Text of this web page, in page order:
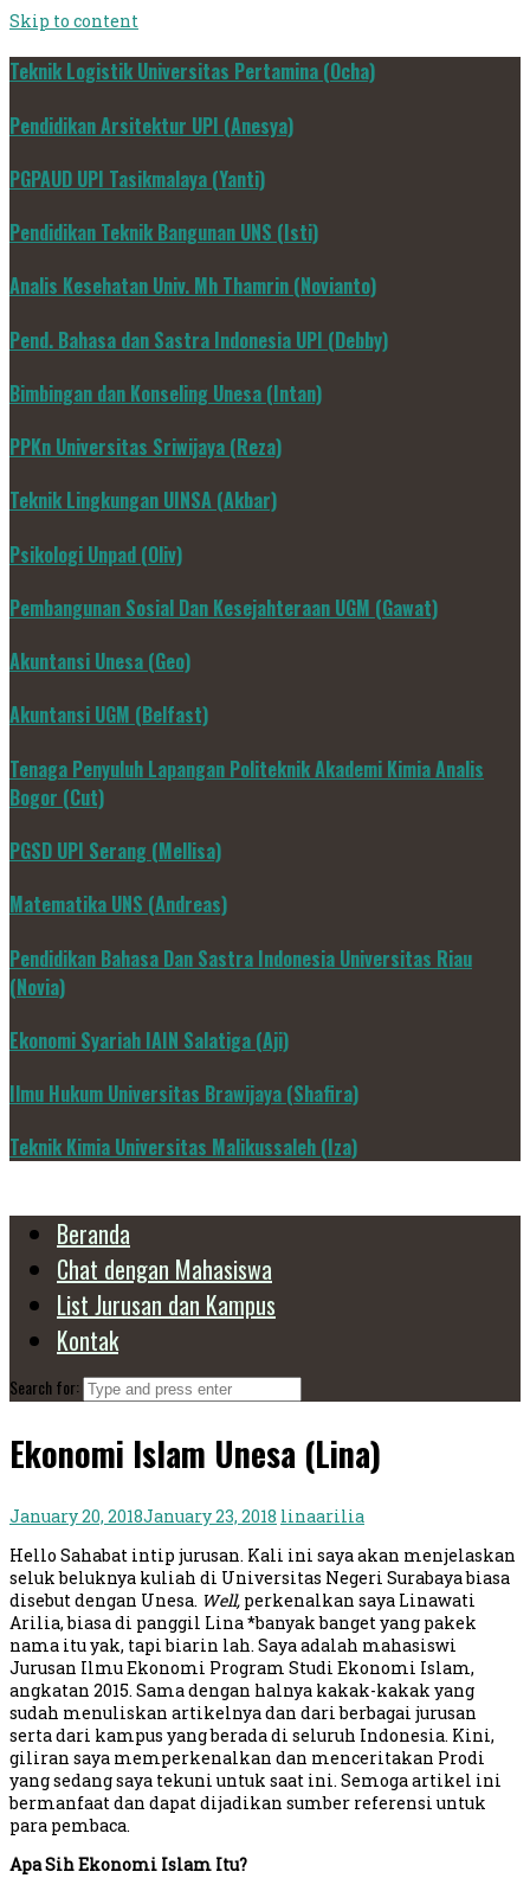
Skip to content
Teknik Logistik Universitas Pertamina (Ocha)
Pendidikan Arsitektur UPI (Anesya)
PGPAUD UPI Tasikmalaya (Yanti)
Pendidikan Teknik Bangunan UNS (Isti)
Analis Kesehatan Univ. Mh Thamrin (Novianto)
Pend. Bahasa dan Sastra Indonesia UPI (Debby)
Bimbingan dan Konseling Unesa (Intan)
PPKn Universitas Sriwijaya (Reza)
Teknik Lingkungan UINSA (Akbar)
Psikologi Unpad (Oliv)
Pembangunan Sosial Dan Kesejahteraan UGM (Gawat)
Akuntansi Unesa (Geo)
Akuntansi UGM (Belfast)
Tenaga Penyuluh Lapangan Politeknik Akademi Kimia Analis
Bogor (Cut)
PGSD UPI Serang (Mellisa)
Matematika UNS (Andreas)
Pendidikan Bahasa Dan Sastra Indonesia Universitas Riau
(Novia)
Ekonomi Syariah IAIN Salatiga (Aji)
Ilmu Hukum Universitas Brawijaya (Shafira)
Teknik Kimia Universitas Malikussaleh (Iza)
Beranda
Chat dengan Mahasiswa
List Jurusan dan Kampus
Kontak
Search for:
Ekonomi Islam Unesa (Lina)
January 20, 2018January 23, 2018 linaarilia
Hello Sahabat intip jurusan. Kali ini saya akan menjelaskan
seluk beluknya kuliah di Universitas Negeri Surabaya biasa
disebut dengan Unesa. Well, perkenalkan saya Linawati
Arilia, biasa di panggil Lina *banyak banget yang pakek
nama itu yak, tapi biarin lah. Saya adalah mahasiswi
Jurusan Ilmu Ekonomi Program Studi Ekonomi Islam,
angkatan 2015. Sama dengan halnya kakak-kakak yang
sudah menuliskan artikelnya dan dari berbagai jurusan
serta dari kampus yang berada di seluruh Indonesia. Kini,
giliran saya memperkenalkan dan menceritakan Prodi
yang sedang saya tekuni untuk saat ini. Semoga artikel ini
bermanfaat dan dapat dijadikan sumber referensi untuk
para pembaca.
Apa Sih Ekonomi Islam Itu?